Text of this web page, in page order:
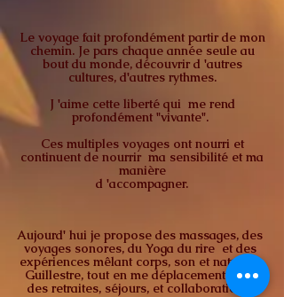
Le voyage fait profondément partir de mon
chemin. Je pars chaque année seule au
bout du monde, découvrir d 'autres
cultures, d'autres rythmes.
J 'aime cette liberté qui me rend
profondément "vivante".
Ces multiples voyages ont nourri et
continuent de nourrir ma sensibilité et ma
manière
d 'accompagner.
Aujourd' hui je propose des massages, des
voyages sonores, du Yoga du rire et des
expériences mêlant corps, son et nature à
Guillestre, tout en me déplacement pour
des retraites, séjours, et collaborations.